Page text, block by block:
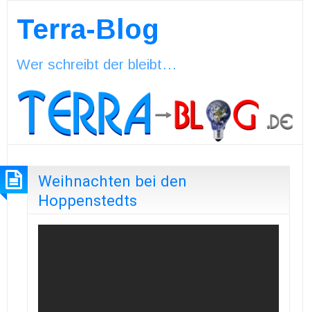
Terra-Blog
Wer schreibt der bleibt…
Weihnachten bei den
Hoppenstedts